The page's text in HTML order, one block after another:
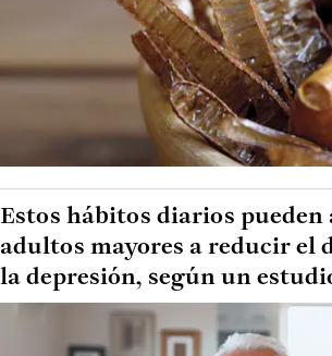
Estos hábitos diarios pueden
adultos mayores a reducir el
la depresión, según un